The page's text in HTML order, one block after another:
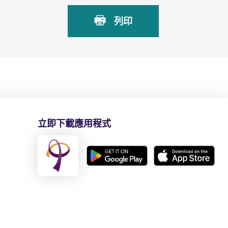
列印
立即下載應用程式